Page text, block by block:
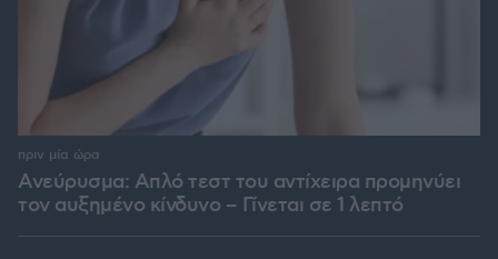
Ανεύρυσμα: Απλό τεστ του αντίχειρα προμηνύει
τον αυξημένο κίνδυνο – Γίνεται σε 1 λεπτό
πριν μία ώρα